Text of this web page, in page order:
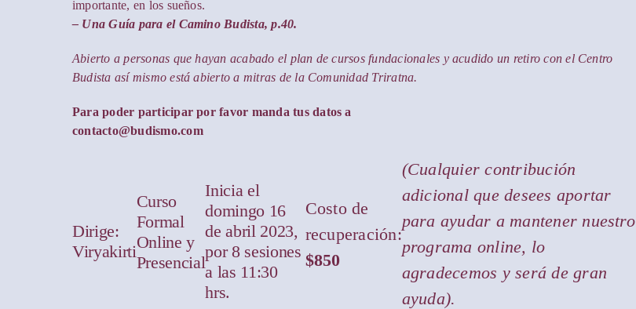
importante, en los sueños.
– Una Guía para el Camino Budista, p.40.
Abierto a personas que hayan acabado el plan de cursos fundacionales y acudido un retiro con el Centro
Budista así mismo está abierto a mitras de la Comunidad Triratna.
Para poder participar por favor manda tus datos a
contacto@budismo.com
Dirige:
Viryakirti
Curso
Formal
Online y
Presencial
Inicia el
domingo 16
de abril 2023,
por 8 sesiones
a las 11:30
hrs.
Costo de
recuperación:
$850
(Cualquier contribución
adicional que desees aportar
para ayudar a mantener nuestro
programa online, lo
agradecemos y será de gran
ayuda).